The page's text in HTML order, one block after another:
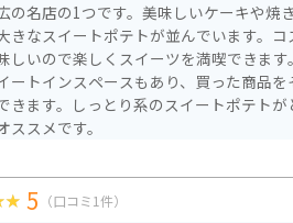
の名店の1つです。美味しいケーキや焼
きなスイートポテトが並んでいます。コ
しいので楽しくスイーツを満喫できます
ートインスペースもあり、買った商品を
きます。しっとり系のスイートポテトが
スメです。
5 （口コミ1件）